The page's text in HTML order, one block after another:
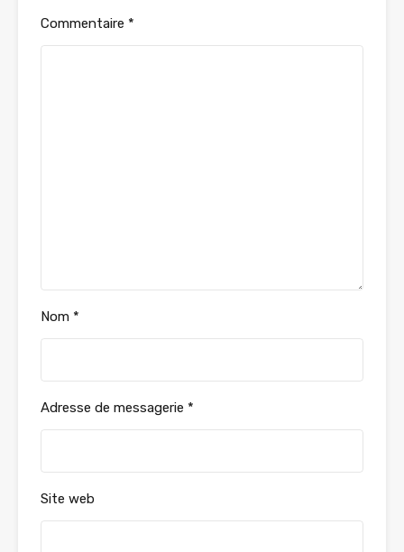
Commentaire *
Nom *
Adresse de messagerie *
Site web